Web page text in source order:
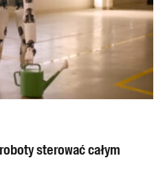
sterować całym